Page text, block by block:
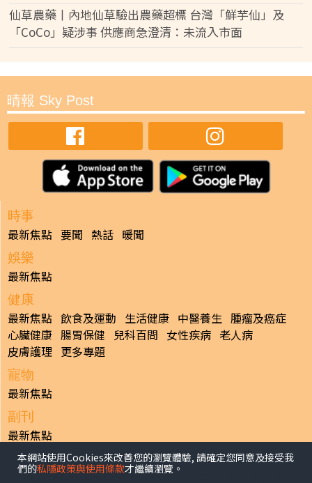
仙草農藥丨內地仙草驗出農藥超標 台灣「鮮芋仙」及
「CoCo」疑涉事 供應商急澄清：未流入市面
晴報 Sky Post
時事
最新焦點 要聞 熱話 暖聞
娛樂
最新焦點
健康
最新焦點 飲食及運動 生活健康 中醫養生 腫瘤及癌症
心臟健康 腸胃保健 兒科百問 女性疾病 老人病
皮膚護理 更多專題
寵物
最新焦點
副刊
最新焦點
日報
揭頁版 港聞 財經/地產 中國/國際
本網站使用Cookies來改善您的瀏覽體驗, 請確定您同意及接受我
們的私隱政策與使用條款才繼續瀏覽。